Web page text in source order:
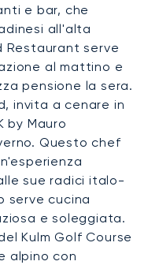
e bar, che
all'alta
Restaurant serve
al mattino e
pensione la sera.
invita a cenare in
by Mauro
Questo chef
sue radici italo-
serve cucina
e soleggiata.
Kulm Golf Course
alpino con